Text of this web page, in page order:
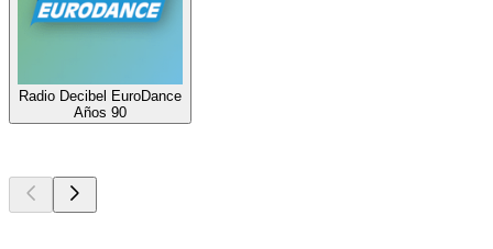
Radio Decibel EuroDance
Años 90